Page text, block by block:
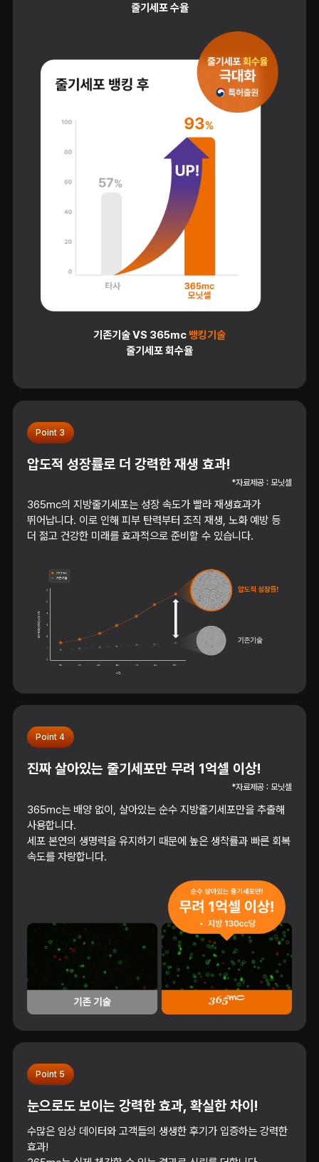
줄기세포 수율
기존기술 VS 365mc 뱅킹기술
줄기세포 회수율
Point 3
압도적 성장률로 더 강력한 재생 효과!
*자료제공 : 모닛셀
365mc의 지방줄기세포는 성장 속도가 빨라 재생효과가
뛰어납니다. 이로 인해 피부 탄력부터 조직 재생, 노화 예방 등
더 젊고 건강한 미래를 효과적으로 준비할 수 있습니다.
Point 4
진짜 살아있는 줄기세포만 무려 1억셀 이상!
*자료제공 : 모닛셀
365mc는 배양 없이, 살아있는 순수 지방줄기세포만을 추출해
사용합니다.
세포 본연의 생명력을 유지하기 때문에 높은 생착률과 빠른 회복
속도를 자랑합니다.
Point 5
눈으로도 보이는 강력한 효과, 확실한 차이!
수많은 임상 데이터와 고객들의 생생한 후기가 입증하는 강력한
효과!